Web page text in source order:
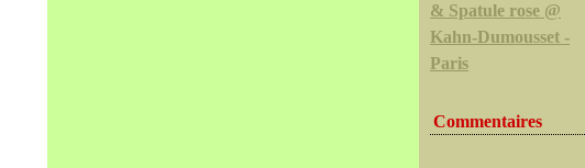
& Spatule rose @
Kahn-Dumousset -
Paris
Commentaires